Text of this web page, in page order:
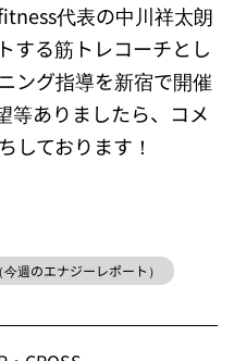
代表の中川祥太朗
する筋トレコーチとし
ング指導を新宿で開催
等ありましたら、コメ
しております！
週のエナジーレポート）